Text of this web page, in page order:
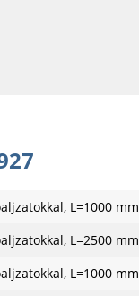
L=1000 mm
L=2500 mm
L=1000 mm